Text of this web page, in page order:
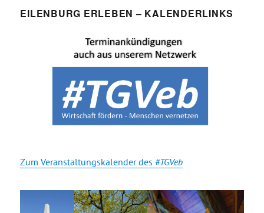
EILENBURG ERLEBEN – KALENDERLINKS
Zum Veranstaltungskalender des #TGVeb